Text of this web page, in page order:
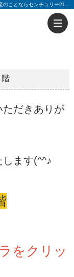
だきありが
ます(^^♪
をクリッ